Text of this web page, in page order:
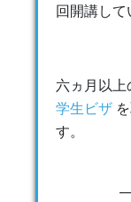
回開講して
六ヵ月以
学生ビザ
す。